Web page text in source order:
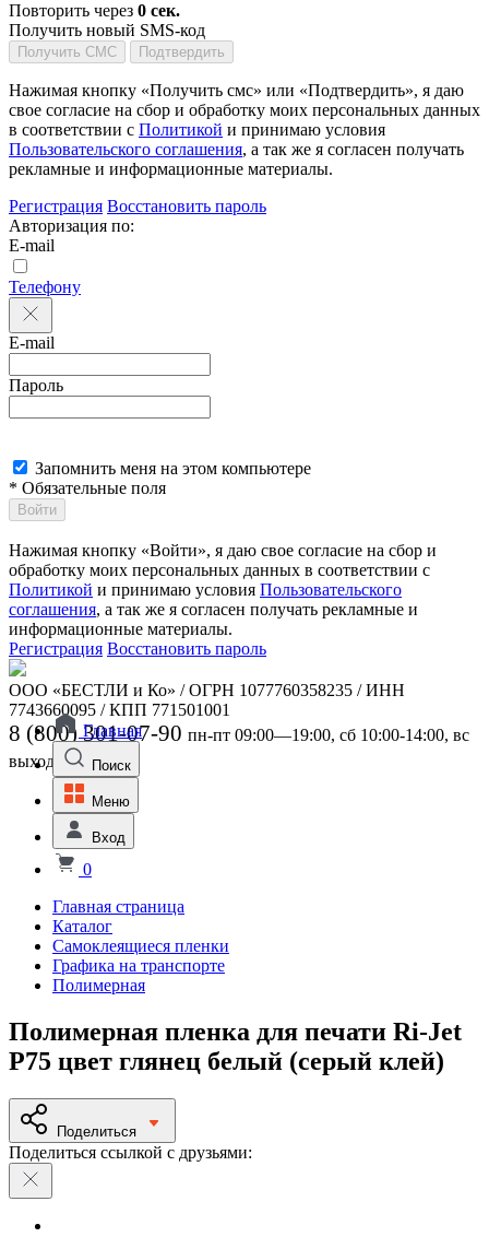
Повторить через 0 сек.
Получить новый SMS-код
Получить СМС Подтвердить
Нажимая кнопку «Получить смс» или «Подтвердить», я даю
свое согласие на сбор и обработку моих персональных данных
в соответствии с Политикой и принимаю условия
Пользовательского соглашения, а так же я согласен получать
рекламные и информационные материалы.
Регистрация Восстановить пароль
Авторизация по:
E-mail
Телефону
E-mail
Пароль
Запомнить меня на этом компьютере
* Обязательные поля
Войти
Нажимая кнопку «Войти», я даю свое согласие на сбор и
обработку моих персональных данных в соответствии с
Политикой и принимаю условия Пользовательского
соглашения, а так же я согласен получать рекламные и
информационные материалы.
Регистрация Восстановить пароль
ООО «БЕСТЛИ и Ко» / ОГРН 1077760358235 / ИНН
7743660095 / КПП 771501001
8 (800) 301-07-90 пн-пт 09:00—19:00, сб 10:00-14:00, вс
выходной
Главная
Поиск
Меню
Вход
0
Главная страница
Каталог
Самоклеящиеся пленки
Графика на транспорте
Полимерная
Полимерная пленка для печати Ri-Jet
P75 цвет глянец белый (серый клей)
Поделиться
Поделиться ссылкой с друзьями: